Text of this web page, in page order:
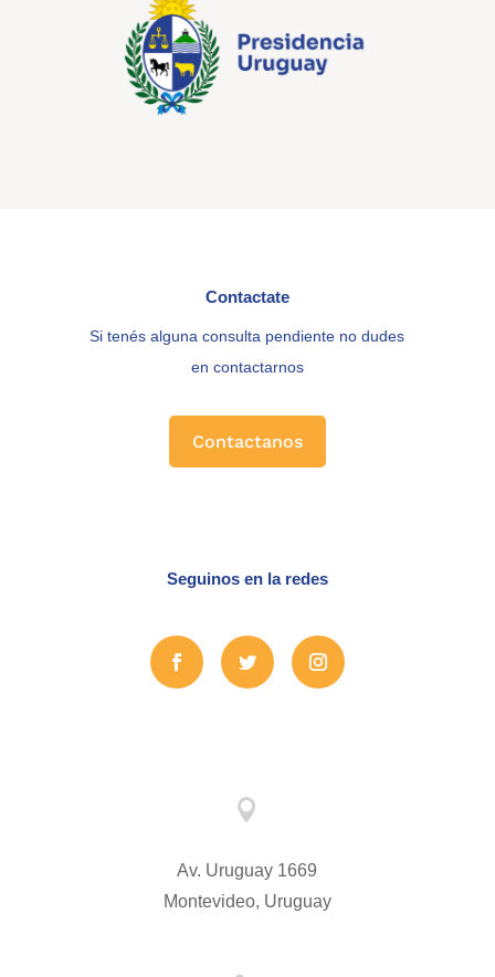
Contactate
Si tenés alguna consulta pendiente no dudes
en contactarnos
Contactanos
Seguinos en la redes

Av. Uruguay 1669
Montevideo, Uruguay